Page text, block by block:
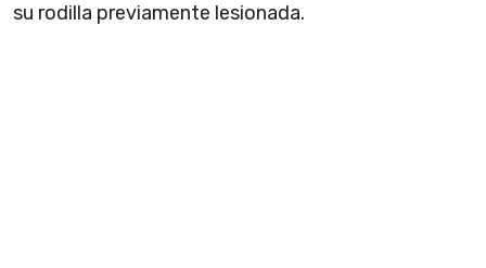
su rodilla previamente lesionada.